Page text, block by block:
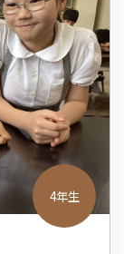
4年生